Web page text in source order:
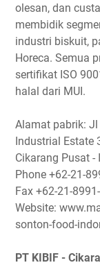
olesan, dan
membidik
industri biskuit,
Horeca. Semua
sertifikat ISO
halal dari MUI.
Alamat pabrik: Jl
Industrial Estate
Cikarang Pusat -
Phone +62-21-
Fax +62-21-
Website:
sonton-food-
PT KIBIF -